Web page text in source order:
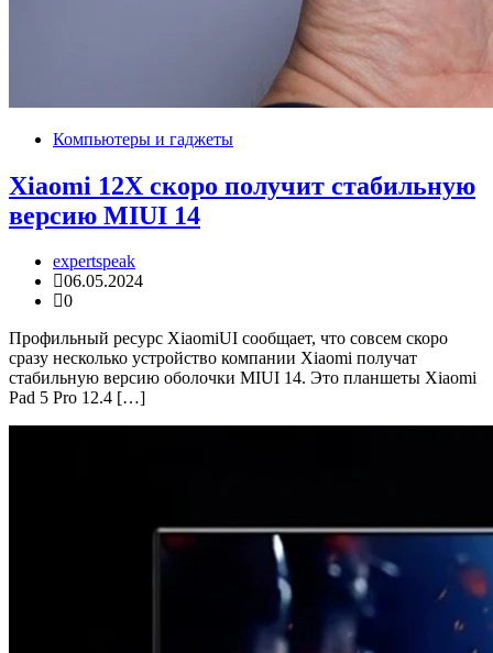
Компьютеры и гаджеты
Xiaomi 12X скоро получит стабильную
версию MIUI 14
expertspeak
06.05.2024
0
Профильный ресурс XiaomiUI сообщает, что совсем скоро
сразу несколько устройство компании Xiaomi получат
стабильную версию оболочки MIUI 14. Это планшеты Xiaomi
Pad 5 Pro 12.4 […]